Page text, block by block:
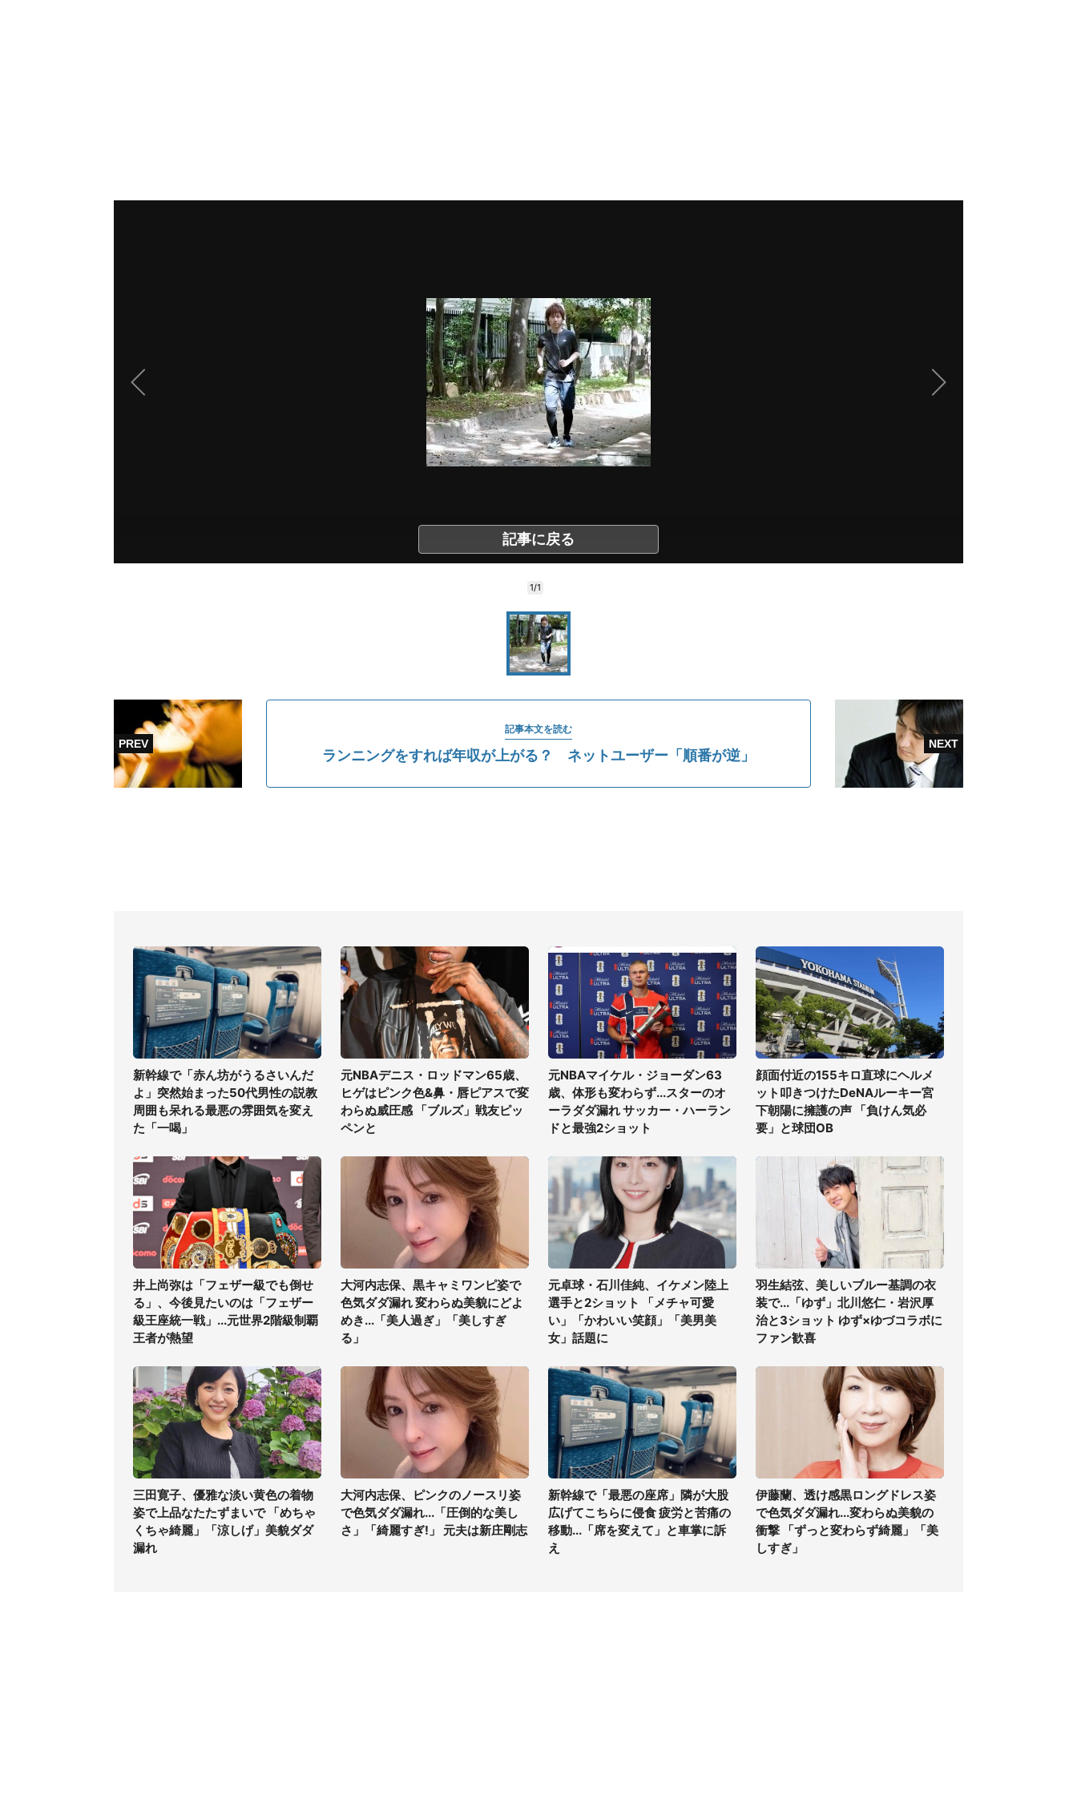
記事に戻る
1/1
記事本文を読む
ランニングをすれば年収が上がる？ ネットユーザー「順番が逆」
新幹線で「赤ん坊がうるさいんだ
よ」突然始まった50代男性の説教
周囲も呆れる最悪の雰囲気を変え
た「一喝」
元NBAデニス・ロッドマン65歳、
ヒゲはピンク色&鼻・唇ピアスで変
わらぬ威圧感 「ブルズ」戦友ピッ
ペンと
元NBAマイケル・ジョーダン63
歳、体形も変わらず...スターのオ
ーラダダ漏れ サッカー・ハーラン
ドと最強2ショット
顔面付近の155キロ直球にヘルメ
ット叩きつけたDeNAルーキー宮
下朝陽に擁護の声 「負けん気必
要」と球団OB
井上尚弥は「フェザー級でも倒せ
る」、今後見たいのは「フェザー
級王座統一戦」...元世界2階級制覇
王者が熱望
大河内志保、黒キャミワンピ姿で
色気ダダ漏れ 変わらぬ美貌にどよ
めき...「美人過ぎ」「美しすぎ
る」
元卓球・石川佳純、イケメン陸上
選手と2ショット 「メチャ可愛
い」「かわいい笑顔」「美男美
女」話題に
羽生結弦、美しいブルー基調の衣
装で...「ゆず」北川悠仁・岩沢厚
治と3ショット ゆず×ゆづコラボに
ファン歓喜
三田寛子、優雅な淡い黄色の着物
姿で上品なたたずまいで 「めちゃ
くちゃ綺麗」「涼しげ」美貌ダダ
漏れ
大河内志保、ピンクのノースリ姿
で色気ダダ漏れ...「圧倒的な美し
さ」「綺麗すぎ!」 元夫は新庄剛志
新幹線で「最悪の座席」隣が大股
広げてこちらに侵食 疲労と苦痛の
移動...「席を変えて」と車掌に訴
え
伊藤蘭、透け感黒ロングドレス姿
で色気ダダ漏れ...変わらぬ美貌の
衝撃 「ずっと変わらず綺麗」「美
しすぎ」